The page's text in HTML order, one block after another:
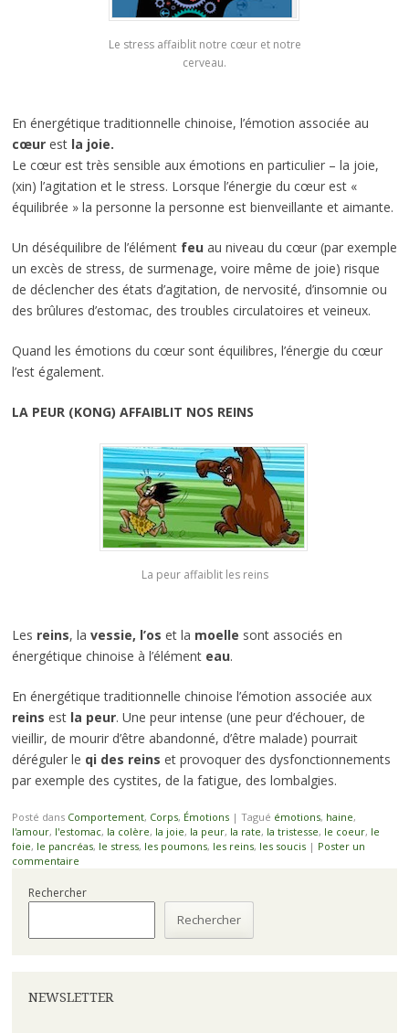
Le stress affaiblit notre cœur et notre
cerveau.
En énergétique traditionnelle chinoise, l’émotion associée au
cœurest la joie.
Le cœur est très sensible aux émotions en particulier – la joie,
(xin) l’agitation et le stress. Lorsque l’énergie du cœur est «
équilibrée » la personne la personne est bienveillante et aimante.
Un déséquilibre de l’élément feuau niveau du cœur (par exemple
un excès de stress, de surmenage, voire même de joie) risque
de déclencher des états d’agitation, de nervosité, d’insomnie ou
des brûlures d’estomac, des troubles circulatoires et veineux.
Quand les émotions du cœur sont équilibres, l’énergie du cœur
l’est également.
LA PEUR (KONG) AFFAIBLIT NOS REINS
La peur affaiblit les reins
Les reins, la vessie, l’os et la moelle sont associés en
énergétique chinoise à l’élément eau.
En énergétique traditionnelle chinoise l’émotion associée aux
reins est la peur. Une peur intense (une peur d’échouer, de
vieillir, de mourir d’être abandonné, d’être malade) pourrait
déréguler le qi des reins et provoquer des dysfonctionnements
par exemple des cystites, de la fatigue, des lombalgies.
Posté dans Comportement, Corps, Émotions | Tagué émotions, haine,
l'amour, l'estomac, la colère, la joie, la peur, la rate, la tristesse, le coeur, le
foie, le pancréas, le stress, les poumons, les reins, les soucis | Poster un
commentaire
Rechercher
Rechercher
NEWSLETTER